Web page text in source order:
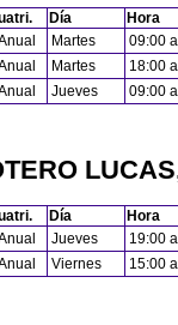
Día
Hora
Martes
09:00
Martes
18:00
Jueves 09:00
Día
Hora
Jueves
19:00
Viernes 15:00